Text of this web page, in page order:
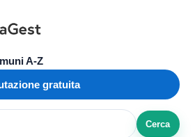
A-Z
gratuita
Cerca